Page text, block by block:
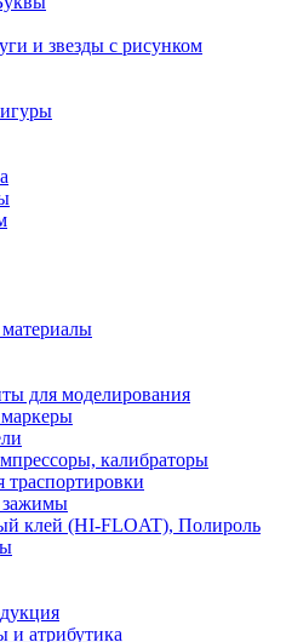
и звезды с рисунком
для моделирования
калибраторы
траспортировки
зажимы
клей (HI-FLOAT), Полироль
и атрибутика